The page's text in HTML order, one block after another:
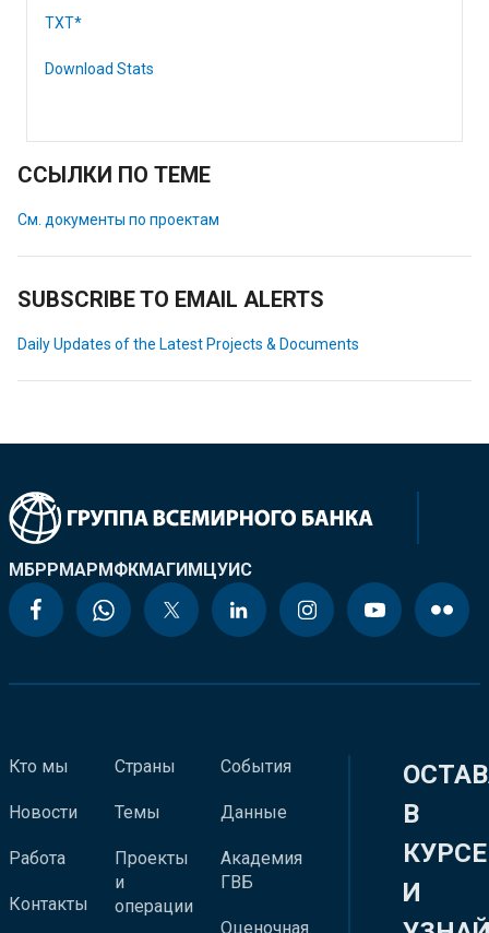
TXT*
Download Stats
ССЫЛКИ ПО ТЕМЕ
См. документы по проектам
SUBSCRIBE TO EMAIL ALERTS
Daily Updates of the Latest Projects & Documents
МБРРМАРМФКМАГИМЦУИС
Кто мы
Новости
Работа
Контакты
Страны
Темы
Проекты
и
операции
События
Данные
Академия
ГВБ
Оценочная
В
КУРСЕ
И